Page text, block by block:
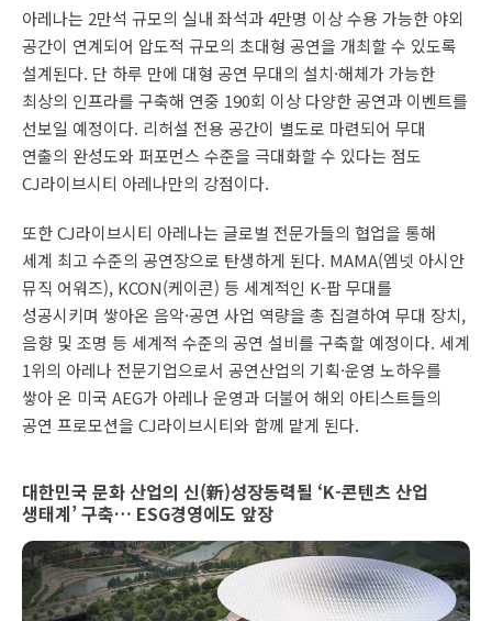
아레나는 2만석 규모의 실내 좌석과 4만명 이상 수용 가능한 야외
공간이 연계되어 압도적 규모의 초대형 공연을 개최할 수 있도록
설계된다. 단 하루 만에 대형 공연 무대의 설치·해체가 가능한
최상의 인프라를 구축해 연중 190회 이상 다양한 공연과 이벤트를
선보일 예정이다. 리허설 전용 공간이 별도로 마련되어 무대
연출의 완성도와 퍼포먼스 수준을 극대화할 수 있다는 점도
CJ라이브시티 아레나만의 강점이다.
또한 CJ라이브시티 아레나는 글로벌 전문가들의 협업을 통해
세계 최고 수준의 공연장으로 탄생하게 된다. MAMA(엠넷 아시안
뮤직 어워즈), KCON(케이콘) 등 세계적인 K-팝 무대를
성공시키며 쌓아온 음악·공연 사업 역량을 총 집결하여 무대 장치,
음향 및 조명 등 세계적 수준의 공연 설비를 구축할 예정이다. 세계
1위의 아레나 전문기업으로서 공연산업의 기획·운영 노하우를
쌓아 온 미국 AEG가 아레나 운영과 더불어 해외 아티스트들의
공연 프로모션을 CJ라이브시티와 함께 맡게 된다.
대한민국 문화 산업의 신(新)성장동력될 ‘K-콘텐츠 산업
생태계’ 구축… ESG경영에도 앞장